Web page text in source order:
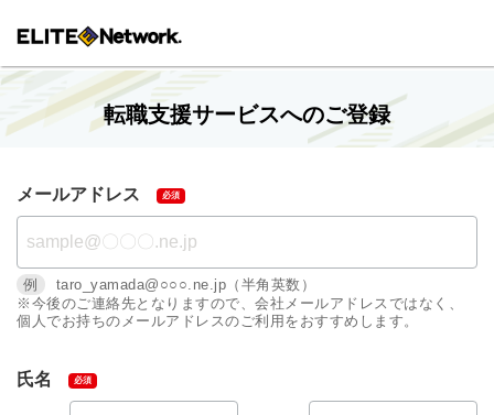
転職支援サービスへのご登録
メールアドレス
例
taro_yamada@○○○.ne.jp（半角英数）
※今後のご連絡先となりますので、会社メールアドレスではなく、
個人でお持ちのメールアドレスのご利用をおすすめします。
氏名